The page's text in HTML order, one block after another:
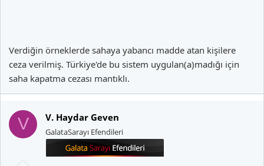
Verdiğin örneklerde sahaya yabancı madde atan kişilere
ceza verilmiş. Türkiye'de bu sistem uygulan(a)madığı için
saha kapatma cezası mantıklı.
V V. Haydar Geven
GalataSarayı Efendileri